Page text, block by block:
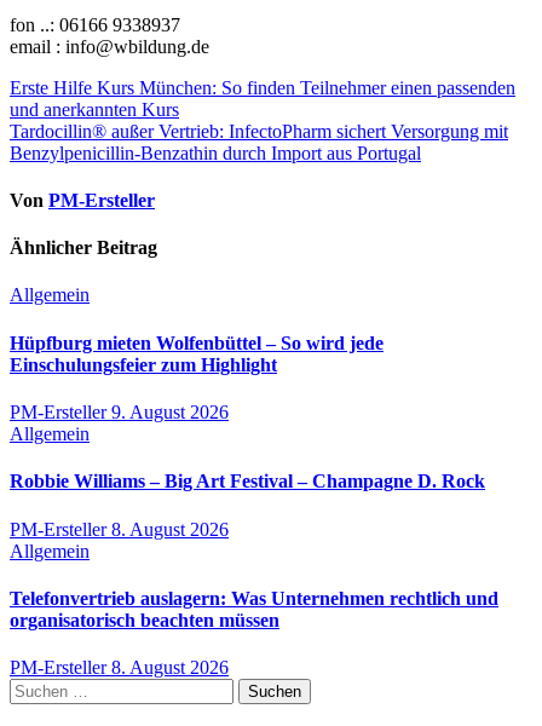
fon ..: 06166 9338937
email : info@wbildung.de
Beitragsnavigation
Erste Hilfe Kurs München: So finden Teilnehmer einen passenden
und anerkannten Kurs
Tardocillin® außer Vertrieb: InfectoPharm sichert Versorgung mit
Benzylpenicillin-Benzathin durch Import aus Portugal
Von PM-Ersteller
Ähnlicher Beitrag
Allgemein
Hüpfburg mieten Wolfenbüttel – So wird jede
Einschulungsfeier zum Highlight
PM-Ersteller9. August 2026
Allgemein
Robbie Williams – Big Art Festival – Champagne D. Rock
PM-Ersteller8. August 2026
Allgemein
Telefonvertrieb auslagern: Was Unternehmen rechtlich und
organisatorisch beachten müssen
PM-Ersteller8. August 2026
Suchen
nach: